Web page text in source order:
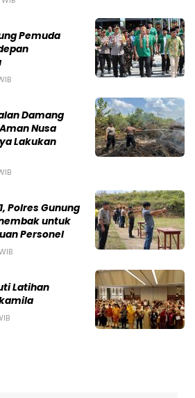
Pemuda
Damang
Nusa
Lakukan
Polres Gunung
untuk
Personel
Latihan